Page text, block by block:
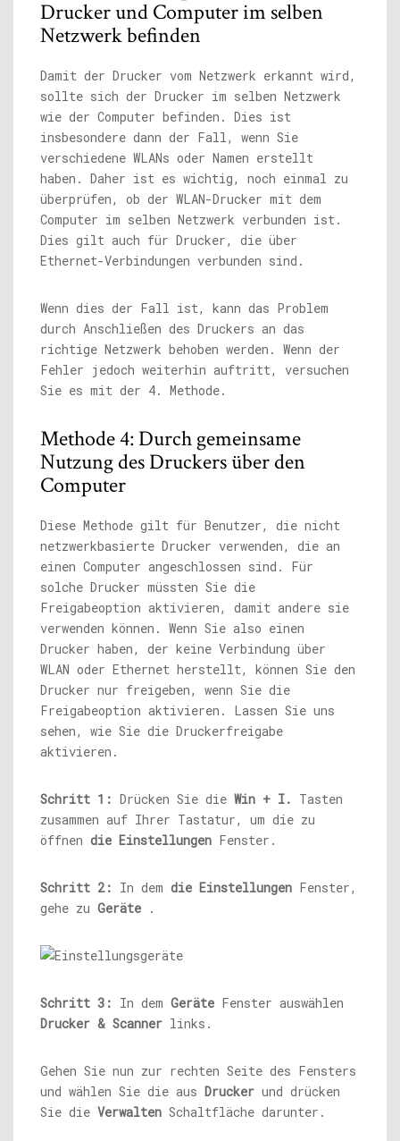
Drucker und Computer im selben
Netzwerk befinden
Damit der Drucker vom Netzwerk erkannt wird,
sollte sich der Drucker im selben Netzwerk
wie der Computer befinden. Dies ist
insbesondere dann der Fall, wenn Sie
verschiedene WLANs oder Namen erstellt
haben. Daher ist es wichtig, noch einmal zu
überprüfen, ob der WLAN-Drucker mit dem
Computer im selben Netzwerk verbunden ist.
Dies gilt auch für Drucker, die über
Ethernet-Verbindungen verbunden sind.
Wenn dies der Fall ist, kann das Problem
durch Anschließen des Druckers an das
richtige Netzwerk behoben werden. Wenn der
Fehler jedoch weiterhin auftritt, versuchen
Sie es mit der 4. Methode.
Methode 4: Durch gemeinsame
Nutzung des Druckers über den
Computer
Diese Methode gilt für Benutzer, die nicht
netzwerkbasierte Drucker verwenden, die an
einen Computer angeschlossen sind. Für
solche Drucker müssten Sie die
Freigabeoption aktivieren, damit andere sie
verwenden können. Wenn Sie also einen
Drucker haben, der keine Verbindung über
WLAN oder Ethernet herstellt, können Sie den
Drucker nur freigeben, wenn Sie die
Freigabeoption aktivieren. Lassen Sie uns
sehen, wie Sie die Druckerfreigabe
aktivieren.
Schritt 1: Drücken Sie die Win + I. Tasten
zusammen auf Ihrer Tastatur, um die zu
öffnen die Einstellungen Fenster.
Schritt 2: In dem die Einstellungen Fenster,
gehe zu Geräte .
Schritt 3: In dem Geräte Fenster auswählen
Drucker & Scanner links.
Gehen Sie nun zur rechten Seite des Fensters
und wählen Sie die aus Drucker und drücken
Sie die Verwalten Schaltfläche darunter.